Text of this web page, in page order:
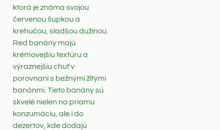
ktorá je známa svojou
červenou šupkou a
krehučou, sladšou dužinou.
Red banány majú
krémovejšiu textúru a
výraznejšiu chuť v
porovnaní s bežnými žltými
banánmi. Tieto banány sú
skvelé nielen na priamu
konzumáciu, ale i do
dezertov, kde dodajú